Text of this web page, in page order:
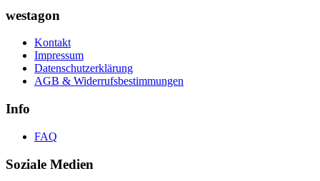
westagon
Kontakt
Impressum
Datenschutzerklärung
AGB & Widerrufsbestimmungen
Info
FAQ
Soziale Medien